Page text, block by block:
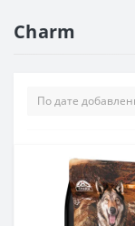
Charm